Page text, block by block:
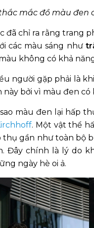
mắc đồ màu đen
đã chỉ ra rằng trang
các màu sáng như
không có khả
người gặp phải là khi
này bởi vì màu đen
màu đen lại hấp
. Một vật thể
gần như toàn bộ
Đây chính là lý do
ngày hè oi ả.